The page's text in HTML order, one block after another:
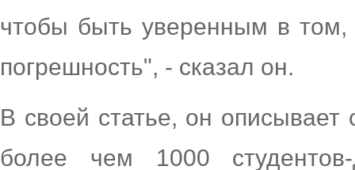
чтобы быть уверенным в том,
погрешность", - сказал он.
В своей статье, он описывает
более чем 1000